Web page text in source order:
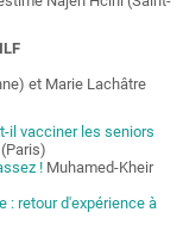
et Marie Lachâtre
il vacciner les seniors
! Muhamed-Kheir
: retour d'expérience à